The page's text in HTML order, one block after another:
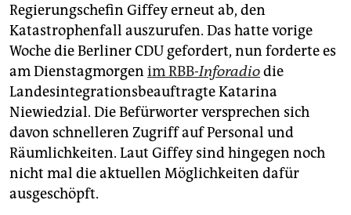
Regierungschefin Giffey erneut ab, den
Katastrophenfall auszurufen. Das hatte vorige
Woche die Berliner CDU gefordert, nun forderte es
am Dienstagmorgen im RBB-Inforadiodie
Landesintegrationsbeauftragte Katarina
Niewiedzial. Die Befürworter versprechen sich
davon schnelleren Zugriff auf Personal und
Räumlichkeiten. Laut Giffey sind hingegen noch
nicht mal die aktuellen Möglichkeiten dafür
ausgeschöpft.